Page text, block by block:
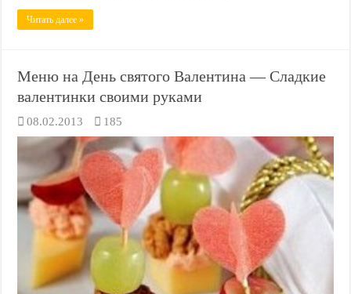
Читать далее »
Меню на День святого Валентина — Сладкие
валентинки своими руками
08.02.2013 185